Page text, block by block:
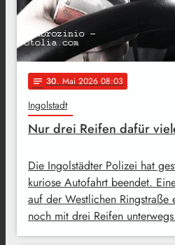
notes 30. Mai 2026 08:03
Ingolstadt
Nur drei Reifen dafür
Die Ingolstädter Polizei hat
kuriose Autofahrt beendet.
auf der Westlichen
noch mit drei Reifen